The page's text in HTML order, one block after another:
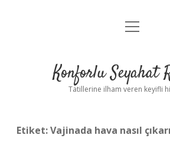
Anasayfa
Yasal Uyarı
menüyü
Konforlu Seyahat
Tatillerine ilham veren keyifli
Etiket:Vajinada hava nasıl